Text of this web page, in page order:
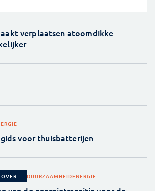
verplaatsen atoomdikke
voor thuisbatterijen
DUURZAAMHEIDENERGIE